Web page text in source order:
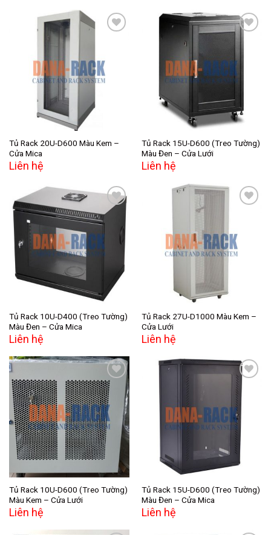
Add to
wishlist
Tủ Rack 20U-D600 Màu Kem –
Cửa Mica
Liên hệ
Add to
Tủ Rack 15U-D600 (Treo Tường)
Màu Đen – Cửa Lưới
Liên hệ
Add to
wishlist
Tủ Rack 10U-D400 (Treo Tường)
Màu Đen – Cửa Mica
Liên hệ
Add to
wishlist
Tủ Rack 27U-D1000 Màu Kem –
Cửa Lưới
Liên hệ
Add to
wishlist
Tủ Rack 10U-D600 (Treo Tường)
Màu Kem – Cửa Lưới
Liên hệ
Add to
wishlist
Tủ Rack 15U-D600 (Treo Tường)
Màu Đen – Cửa Mica
Liên hệ